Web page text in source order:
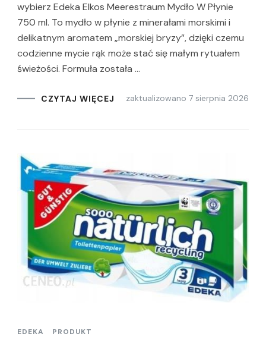
wybierz Edeka Elkos Meerestraum Mydło W Płynie
750 ml. To mydło w płynie z minerałami morskimi i
delikatnym aromatem „morskiej bryzy”, dzięki czemu
codzienne mycie rąk może stać się małym rytuałem
świeżości. Formuła została …
CZYTAJ WIĘCEJ zaktualizowano 7 sierpnia 2026
EDEKA PRODUKT